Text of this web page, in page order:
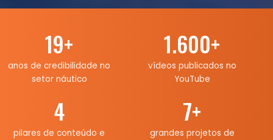
19+
anos de credibilidade no
setor náutico
1.600+
vídeos publicados no
YouTube
4
pilares de conteúdo e
7+
grandes projetos de